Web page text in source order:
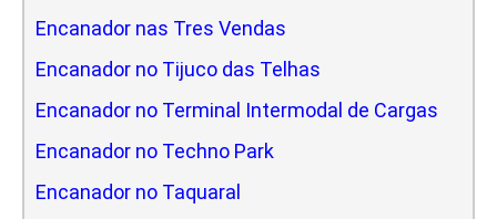
Encanador nas Tres Vendas
Encanador no Tijuco das Telhas
Encanador no Terminal Intermodal de Cargas
Encanador no Techno Park
Encanador no Taquaral